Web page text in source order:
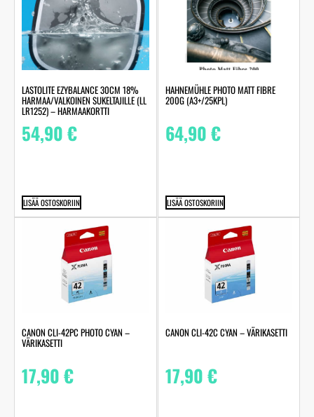
LASTOLITE EZYBALANCE 30CM 18%
HARMAA/VALKOINEN SUKELTAJILLE (LL
LR1252) – HARMAAKORTTI
54,90€
LISÄÄ OSTOSKORIIN
HAHNEMÜHLE PHOTO MATT FIBRE
200G (A3+/25KPL)
64,90€
LISÄÄ OSTOSKORIIN
CANON CLI-42PC PHOTO CYAN –
VÄRIKASETTI
17,90€
CANON CLI-42C CYAN – VÄRIKASETTI
17,90€